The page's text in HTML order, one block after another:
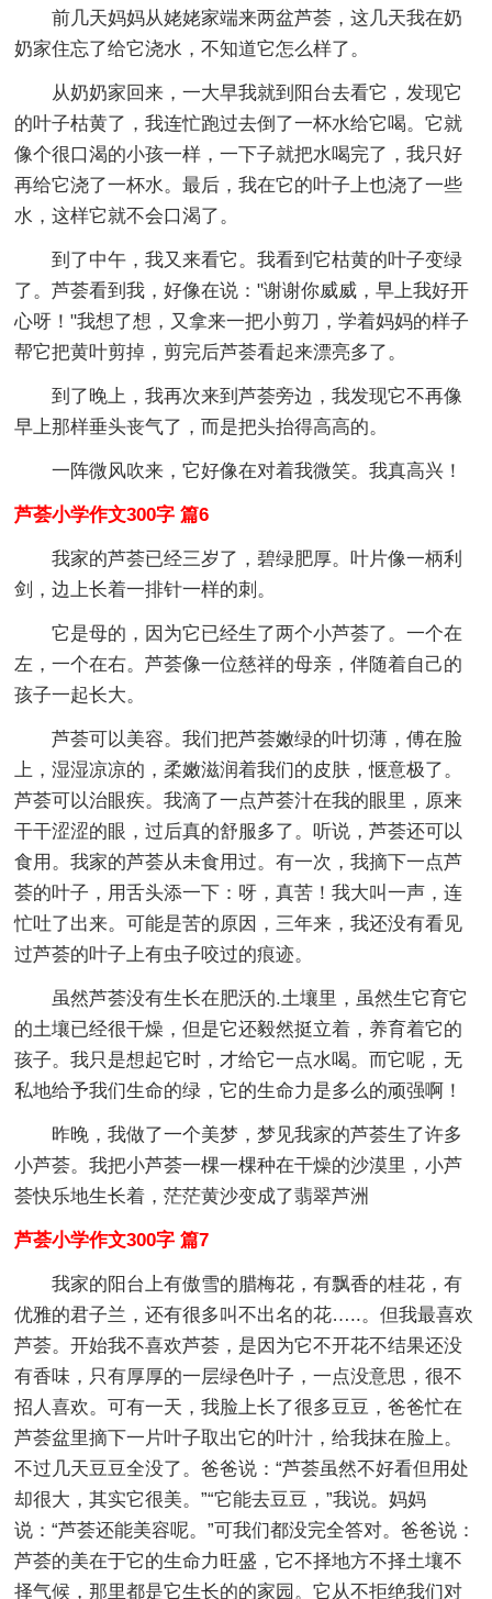
前几天妈妈从姥姥家端来两盆芦荟，这几天我在奶
奶家住忘了给它浇水，不知道它怎么样了。
从奶奶家回来，一大早我就到阳台去看它，发现它
的叶子枯黄了，我连忙跑过去倒了一杯水给它喝。它就
像个很口渴的小孩一样，一下子就把水喝完了，我只好
再给它浇了一杯水。最后，我在它的叶子上也浇了一些
水，这样它就不会口渴了。
到了中午，我又来看它。我看到它枯黄的叶子变绿
了。芦荟看到我，好像在说："谢谢你威威，早上我好开
心呀！"我想了想，又拿来一把小剪刀，学着妈妈的样子
帮它把黄叶剪掉，剪完后芦荟看起来漂亮多了。
到了晚上，我再次来到芦荟旁边，我发现它不再像
早上那样垂头丧气了，而是把头抬得高高的。
一阵微风吹来，它好像在对着我微笑。我真高兴！
芦荟小学作文300字 篇6
我家的芦荟已经三岁了，碧绿肥厚。叶片像一柄利
剑，边上长着一排针一样的刺。
它是母的，因为它已经生了两个小芦荟了。一个在
左，一个在右。芦荟像一位慈祥的母亲，伴随着自己的
孩子一起长大。
芦荟可以美容。我们把芦荟嫩绿的叶切薄，傅在脸
上，湿湿凉凉的，柔嫩滋润着我们的皮肤，惬意极了。
芦荟可以治眼疾。我滴了一点芦荟汁在我的眼里，原来
干干涩涩的眼，过后真的舒服多了。听说，芦荟还可以
食用。我家的芦荟从未食用过。有一次，我摘下一点芦
荟的叶子，用舌头添一下：呀，真苦！我大叫一声，连
忙吐了出来。可能是苦的原因，三年来，我还没有看见
过芦荟的叶子上有虫子咬过的痕迹。
虽然芦荟没有生长在肥沃的.土壤里，虽然生它育它
的土壤已经很干燥，但是它还毅然挺立着，养育着它的
孩子。我只是想起它时，才给它一点水喝。而它呢，无
私地给予我们生命的绿，它的生命力是多么的顽强啊！
昨晚，我做了一个美梦，梦见我家的芦荟生了许多
小芦荟。我把小芦荟一棵一棵种在干燥的沙漠里，小芦
荟快乐地生长着，茫茫黄沙变成了翡翠芦洲
芦荟小学作文300字 篇7
我家的阳台上有傲雪的腊梅花，有飘香的桂花，有
优雅的君子兰，还有很多叫不出名的花…..。但我最喜欢
芦荟。开始我不喜欢芦荟，是因为它不开花不结果还没
有香味，只有厚厚的一层绿色叶子，一点没意思，很不
招人喜欢。可有一天，我脸上长了很多豆豆，爸爸忙在
芦荟盆里摘下一片叶子取出它的叶汁，给我抹在脸上。
不过几天豆豆全没了。爸爸说：“芦荟虽然不好看但用处
却很大，其实它很美。”“它能去豆豆，”我说。妈妈
说：“芦荟还能美容呢。”可我们都没完全答对。爸爸说：
芦荟的美在于它的生命力旺盛，它不择地方不择土壤不
择气候，那里都是它生长的的家园。它从不拒绝我们对